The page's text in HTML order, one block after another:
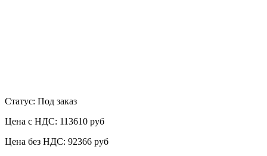
Статус: Под заказ
Цена с НДС: 113610 руб
Цена без НДС: 92366 руб